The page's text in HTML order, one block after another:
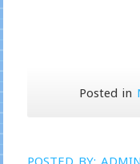
Posted in
POSTED BY: ADMIN